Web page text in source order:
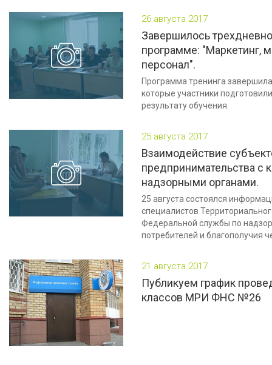
26 августа 2017
Завершилось
программе: "Маркетинг,
персонал".
Программа тренинга
которые участники
результату обучения.
25 августа 2017
Взаимодействие
предпринимательства с
надзорными органами.
25 августа состоялся
специалистов
Федеральной службы по
потребителей и благополучия
21 августа 2017
Публикуем график
классов МРИ ФНС №26